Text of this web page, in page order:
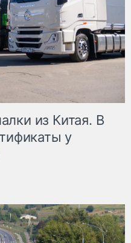
из Китая. В
у